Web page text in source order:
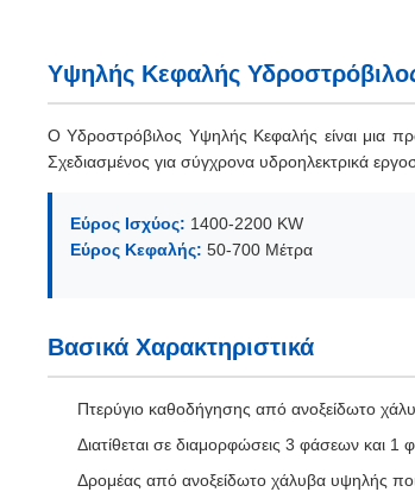
Υψηλής Κεφαλής
Ο Υδροστρόβιλος Υψηλής Κεφαλής είναι μια
Σχεδιασμένος για σύγχρονα υδροηλεκτρικά
Εύρος Ισχύος: 1400-2200 KW
Εύρος Κεφαλής: 50-700 Μέτρα
Βασικά Χαρακτηριστικά
Πτερύγιο καθοδήγησης από ανοξείδωτο
Διατίθεται σε διαμορφώσεις 3 φάσεων και 1
Δρομέας από ανοξείδωτο χάλυβα υψηλής